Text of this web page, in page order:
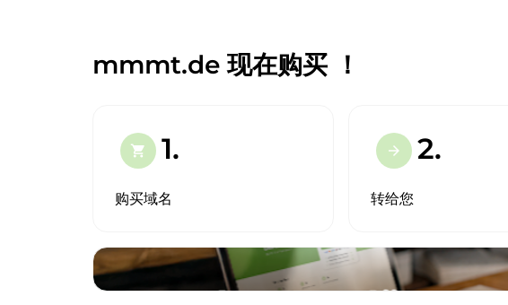
mmmt.de 现在购买 ！
shopping_cart 1.
购买域名
arrow_forward 2.
转给您